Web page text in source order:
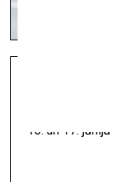
16. un 17.